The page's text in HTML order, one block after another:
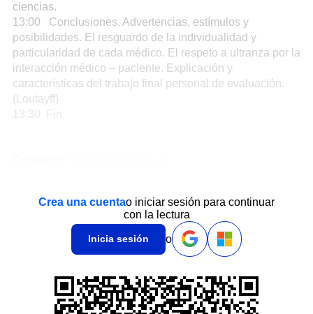
ciencias.
13:00 Conclusiones. Advertencias, estímulos y
posibilidades. El resguardo de la individualidad y
particularidad de cada médico. El respeto a ultranza por la
interacción médico – paciente. Explicación y
características del trabajo final personal de evaluación.
(Loutayff)
13:30 Fin
Crea una cuentao iniciar sesión para continuar
con la lectura
Inicia sesión o